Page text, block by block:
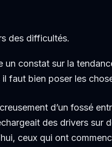
des difficultés.
un constat sur la
faut bien poser les
d’un fossé
des drivers sur
ceux qui ont